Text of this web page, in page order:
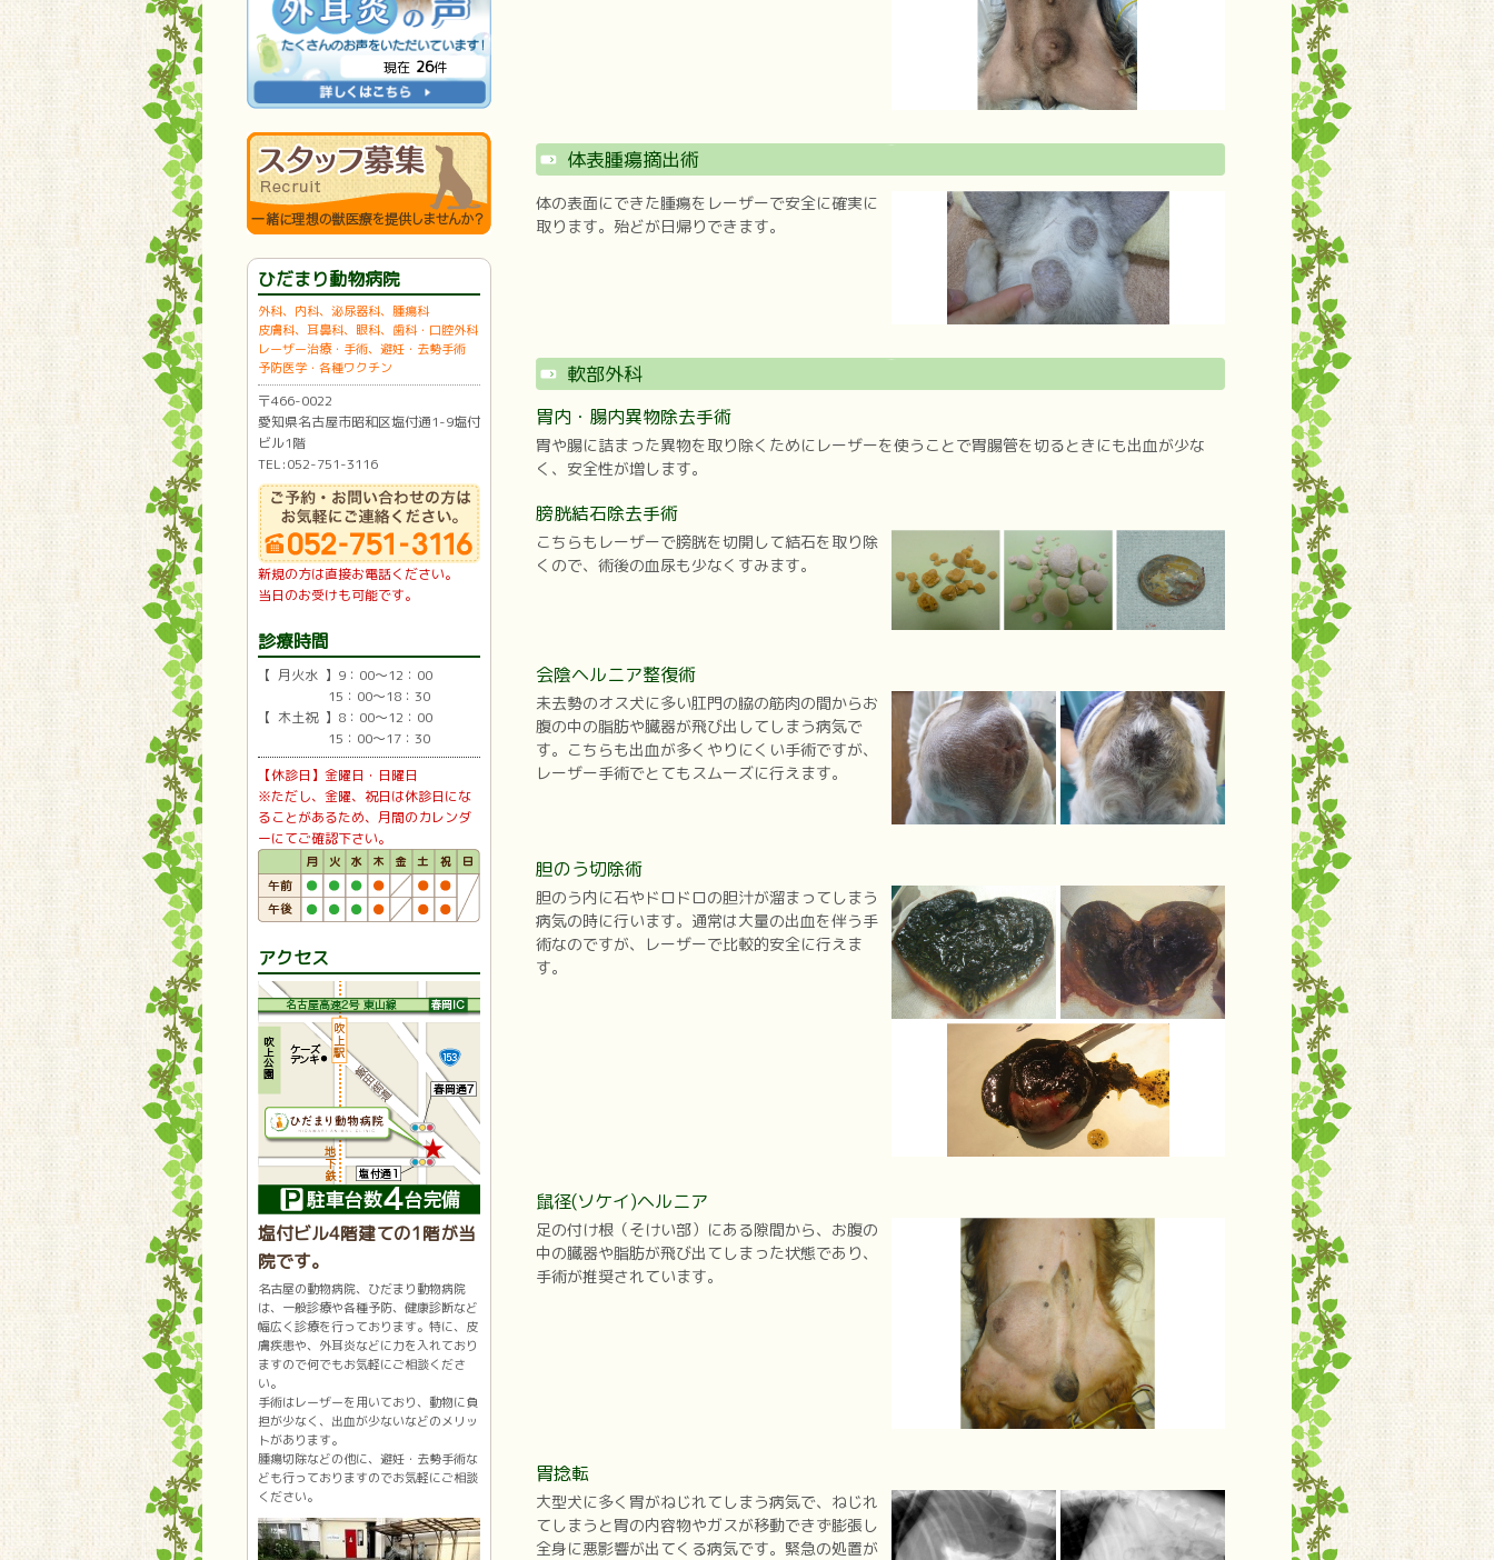
体表腫瘍摘出術
体の表面にできた腫瘍をレーザーで安全に確実に
取ります。殆どが日帰りできます。
軟部外科
胃内・腸内異物除去手術
胃や腸に詰まった異物を取り除くためにレーザーを使うことで胃腸管を切るときにも出血が少な
く、安全性が増します。
膀胱結石除去手術
こちらもレーザーで膀胱を切開して結石を取り除
くので、術後の血尿も少なくすみます。
会陰ヘルニア整復術
未去勢のオス犬に多い肛門の脇の筋肉の間からお
腹の中の脂肪や臓器が飛び出してしまう病気で
す。こちらも出血が多くやりにくい手術ですが、
レーザー手術でとてもスムーズに行えます。
胆のう切除術
胆のう内に石やドロドロの胆汁が溜まってしまう
病気の時に行います。通常は大量の出血を伴う手
術なのですが、レーザーで比較的安全に行えま
す。
鼠径(ソケイ)ヘルニア
足の付け根（そけい部）にある隙間から、お腹の
中の臓器や脂肪が飛び出てしまった状態であり、
手術が推奨されています。
胃捻転
大型犬に多く胃がねじれてしまう病気で、ねじれ
てしまうと胃の内容物やガスが移動できず膨張し
全身に悪影響が出てくる病気です。緊急の処置が
現在 26件
ひだまり動物病院
外科、内科、泌尿器科、腫瘍科
皮膚科、耳鼻科、眼科、歯科・口腔外科
レーザー治療・手術、避妊・去勢手術
予防医学・各種ワクチン
〒466-0022
愛知県名古屋市昭和区塩付通1-9塩付
ビル1階
TEL:052-751-3116
新規の方は直接お電話ください。
当日のお受けも可能です。
診療時間
【 月火水 】9：00〜12：00
15：00〜18：30
【 木土祝 】8：00〜12：00
15：00〜17：30
【休診日】金曜日・日曜日
※ただし、金曜、祝日は休診日にな
ることがあるため、月間のカレンダ
ーにてご確認下さい。
アクセス
塩付ビル4階建ての1階が当
院です。
名古屋の動物病院、ひだまり動物病院
は、一般診療や各種予防、健康診断など
幅広く診療を行っております。特に、皮
膚疾患や、外耳炎などに力を入れており
ますので何でもお気軽にご相談くださ
い。
手術はレーザーを用いており、動物に負
担が少なく、出血が少ないなどのメリッ
トがあります。
腫瘍切除などの他に、避妊・去勢手術な
ども行っておりますのでお気軽にご相談
ください。